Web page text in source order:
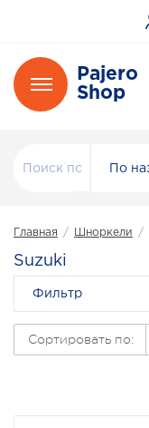
Pajero
Shop
Фильтр
Главная / Шноркели /
Suzuki
Сортировать по: